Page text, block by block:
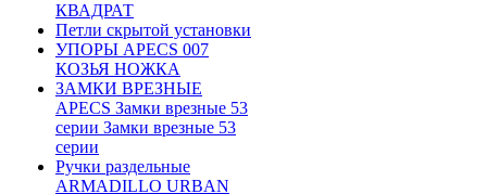
КВАДРАТ
Петли скрытой установки
УПОРЫ APECS 007
КОЗЬЯ НОЖКА
ЗАМКИ ВРЕЗНЫЕ
APECS Замки врезные 53
серии Замки врезные 53
серии
Ручки раздельные
ARMADILLO URBAN